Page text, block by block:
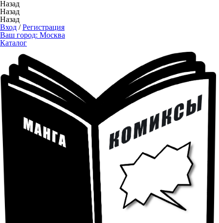
Назад
Назад
Назад
Вход /Регистрация
Ваш город: Москва
Каталог